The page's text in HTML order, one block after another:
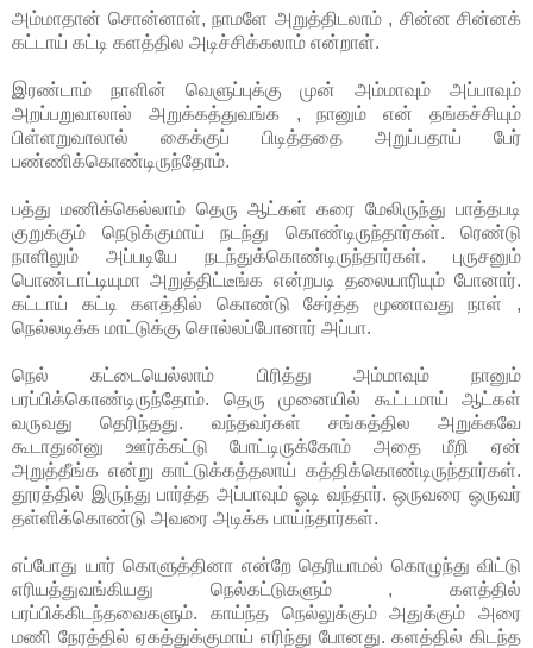
அம்மாதான் சொன்னாள், நாமளே அறுத்திடலாம் , சின்ன சின்னக்
கட்டாய் கட்டி களத்தில அடிச்சிக்கலாம் என்றாள்.
இரண்டாம் நாளின் வெளுப்புக்கு முன் அம்மாவும் அப்பாவும்
அறப்பறுவாலால் அறுக்கத்துவங்க , நானும் என் தங்கச்சியும்
பிள்ளறுவாலால் கைக்குப் பிடித்ததை அறுப்பதாய் பேர்
பண்ணிக்கொண்டிருந்தோம்.
பத்து மணிக்கெல்லாம் தெரு ஆட்கள் கரை மேலிருந்து பாத்தபடி
குறுக்கும் நெடுக்குமாய் நடந்து கொண்டிருந்தார்கள். ரெண்டு
நாளிலும் அப்படியே நடந்துக்கொண்டிருந்தார்கள். புருசனும்
பொண்டாட்டியுமா அறுத்திட்டீங்க என்றபடி தலையாரியும் போனார்.
கட்டாய் கட்டி களத்தில் கொண்டு சேர்த்த மூணாவது நாள் ,
நெல்லடிக்க மாட்டுக்கு சொல்லப்போனார் அப்பா.
நெல் கட்டையெல்லாம் பிரித்து அம்மாவும் நானும்
பரப்பிக்கொண்டிருந்தோம். தெரு முனையில் கூட்டமாய் ஆட்கள்
வருவது தெரிந்தது. வந்தவர்கள் சங்கத்தில அறுக்கவே
கூடாதுன்னு ஊர்க்கட்டு போட்டிருக்கோம் அதை மீறி ஏன்
அறுத்தீங்க என்று காட்டுக்கத்தலாய் கத்திக்கொண்டிருந்தார்கள்.
தூரத்தில் இருந்து பார்த்த அப்பாவும் ஓடி வந்தார். ஒருவரை ஒருவர்
தள்ளிக்கொண்டு அவரை அடிக்க பாய்ந்தார்கள்.
எப்போது யார் கொளுத்தினா என்றே தெரியாமல் கொழுந்து விட்டு
எரியத்துவங்கியது நெல்கட்டுகளும் , களத்தில்
பரப்பிக்கிடந்தவைகளும். காய்ந்த நெல்லுக்கும் அதுக்கும் அரை
மணி நேரத்தில் ஏகத்துக்குமாய் எரிந்து போனது. களத்தில் கிடந்த